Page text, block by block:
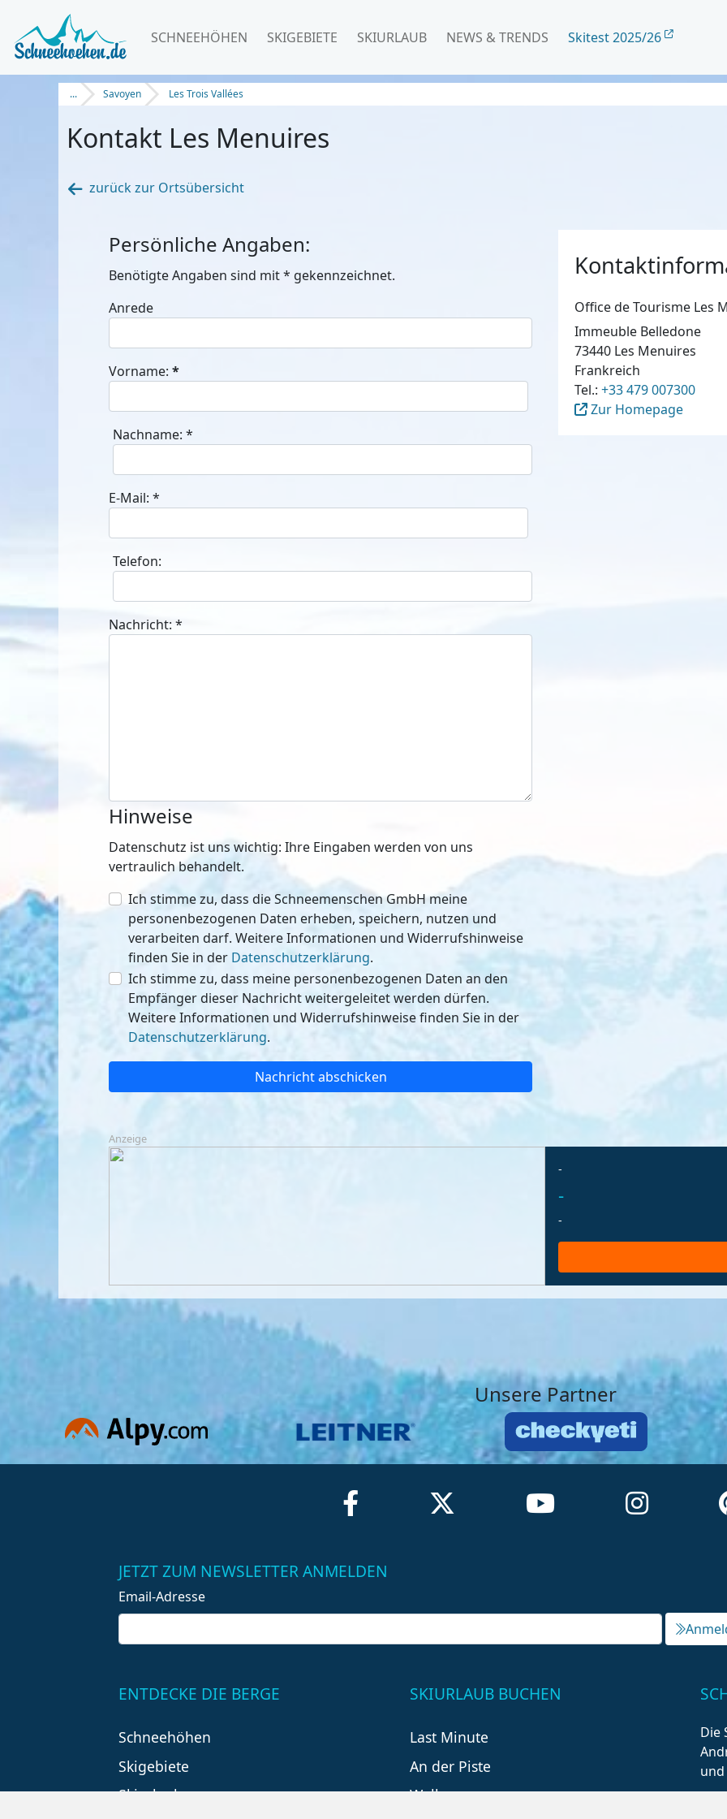
SCHNEEHÖHEN SKIGEBIETE SKIURLAUB NEWS & TRENDS Skitest 2025/26
... Savoyen Les Trois Vallées
Kontakt Les Menuires
zurück zur Ortsübersicht
Persönliche Angaben:
Benötigte Angaben sind mit* gekennzeichnet.
Anrede
Vorname: *
Nachname: *
E-Mail: *
Telefon:
Nachricht: *
Hinweise
Datenschutz ist uns wichtig: Ihre Eingaben werden von uns
vertraulich behandelt.
Ich stimme zu, dass die Schneemenschen GmbH meine
personenbezogenen Daten erheben, speichern, nutzen und
verarbeiten darf. Weitere Informationen und Widerrufshinweise
finden Sie in der Datenschutzerklärung.
Ich stimme zu, dass meine personenbezogenen Daten an den
Empfänger dieser Nachricht weitergeleitet werden dürfen.
Weitere Informationen und Widerrufshinweise finden Sie in der
Datenschutzerklärung.
Nachricht abschicken
Office de Tourisme Les
Immeuble Belledone
73440 Les Menuires
Frankreich
Tel.: +33 479 007300
Zur Homepage
Anzeige
-
-
-
Unsere Partner
JETZT ZUM NEWSLETTER ANMELDEN
Email-Adresse
ENTDECKE DIE BERGE
Schneehöhen
Skigebiete
Skiurlaub
SKIURLAUB BUCHEN
Last Minute
An der Piste
Wellness
Die